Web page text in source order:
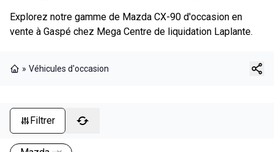
Explorez notre gamme de Mazda CX-90 d'occasion en
vente à Gaspé chez Mega Centre de liquidation Laplante.
» Véhicules d'occasion
Filtrer